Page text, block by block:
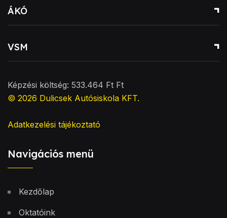
ÁKÓ
VSM
Képzési költség: 533.464 Ft Ft
© 2026 Dulicsek Autósiskola KFT.
Adatkezelési tájékoztató
Navigációs menü
Kezdőlap
Oktatóink